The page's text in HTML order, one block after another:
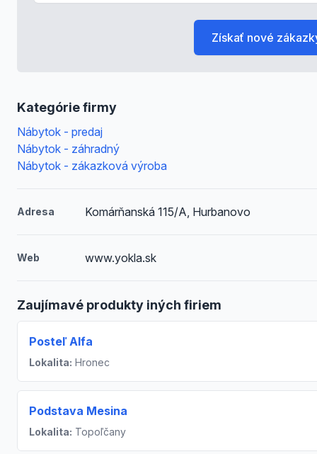
Kategórie firmy
Nábytok - predaj
Nábytok - záhradný
Nábytok - zákazková výroba
Adresa Komárňanská 115/A, Hurbanovo
Web www.yokla.sk
Zaujímavé produkty iných firiem
Posteľ Alfa
Lokalita: Hronec
Podstava Mesina
Lokalita: Topoľčany
Získať nové